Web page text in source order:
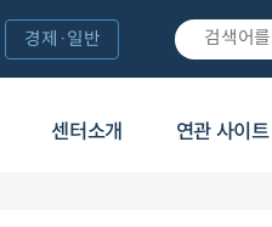
센터소개 연관 사이트
경제·일반